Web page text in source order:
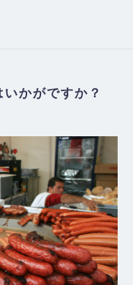
かがですか？